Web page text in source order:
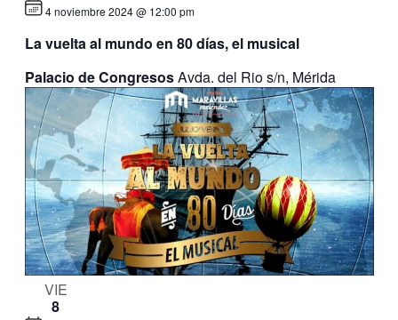
La vuelta al mundo en 80 días, el musical
4 noviembre 2024 @ 12:00 pm
Palacio de CongresosAvda. del Rio s/n, Mérida
VIE
8